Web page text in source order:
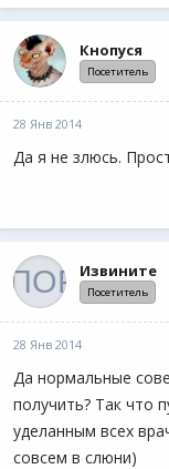
Кнопуся
Посетитель
28 Янв 2014
Да я не злюсь.
Извините
Посетитель
28 Янв 2014
Да нормальные
получить? Так что
уделанным всех
совсем в слюни)